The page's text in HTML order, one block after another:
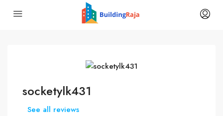
socketylk431
See all reviews